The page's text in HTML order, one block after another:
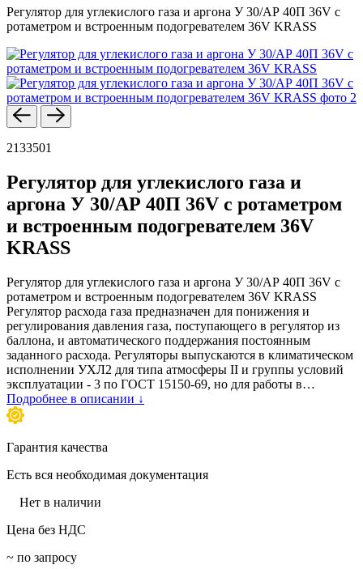
Регулятор для углекислого газа и аргона У 30/АР 40П 36V с
ротаметром и встроенным подогревателем 36V KRASS
2133501
Регулятор для углекислого газа и
аргона У 30/АР 40П 36V с ротаметром
и встроенным подогревателем 36V
KRASS
Регулятор для углекислого газа и аргона У 30/АР 40П 36V с
ротаметром и встроенным подогревателем 36V KRASS
Регулятор расхода газа предназначен для понижения и
регулирования давления газа, поступающего в регулятор из
баллона, и автоматического поддержания постоянным
заданного расхода. Регуляторы выпускаются в климатическом
исполнении УХЛ2 для типа атмосферы II и группы условий
эксплуатации - 3 по ГОСТ 15150-69, но для работы в…
Подробнее в описании ↓
Гарантия качества
Есть вся необходимая документация
Нет в наличии
Цена без НДС
~ по запросу